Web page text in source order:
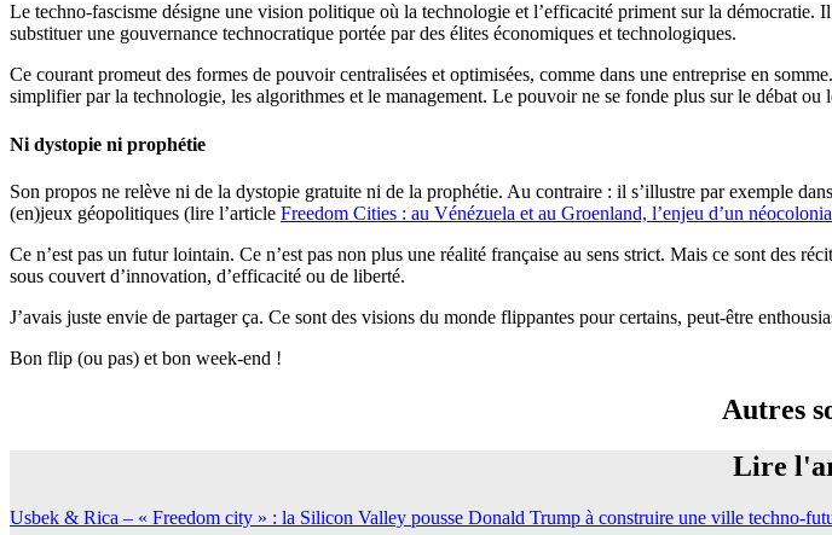
Le techno-fascisme désigne une vision politique où la technologie et l’efficacité priment sur la démocratie.
substituer une gouvernance technocratique portée par des élites économiques et technologiques.
Ce courant promeut des formes de pouvoir centralisées et optimisées, comme dans une entreprise en
simplifier par la technologie, les algorithmes et le management. Le pouvoir ne se fonde plus sur le débat
Ni dystopie ni prophétie
Son propos ne relève ni de la dystopie gratuite ni de la prophétie. Au contraire : il s’illustre par exemple
(en)jeux géopolitiques (lire l’article Freedom Cities : au Vénézuela et au Groenland, l’enjeu d’un
Ce n’est pas un futur lointain. Ce n’est pas non plus une réalité française au sens strict. Mais ce sont des
sous couvert d’innovation, d’efficacité ou de liberté.
J’avais juste envie de partager ça. Ce sont des visions du monde flippantes pour certains, peut-être
Bon flip (ou pas) et bon week-end !
Autres
Lire
Usbek & Rica – « Freedom city » : la Silicon Valley pousse Donald Trump à construire une ville techno-